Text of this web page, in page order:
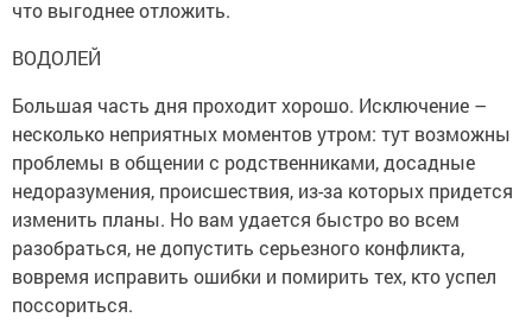
что выгоднее отложить.
ВОДОЛЕЙ
Большая часть дня проходит хорошо. Исключение –
несколько неприятных моментов утром: тут возможны
проблемы в общении с родственниками, досадные
недоразумения, происшествия, из-за которых придется
изменить планы. Но вам удается быстро во всем
разобраться, не допустить серьезного конфликта,
вовремя исправить ошибки и помирить тех, кто успел
поссориться.